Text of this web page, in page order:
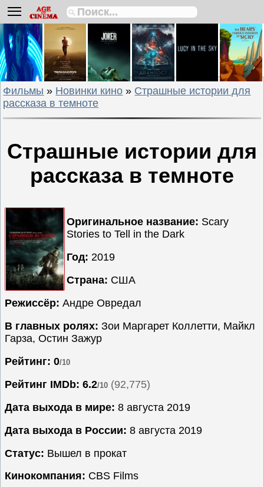
Биографии
Боевики
Вестерны
Военные
Детективы
Драмы
Комедии
Криминальные
Мелодрамы
Мюзиклы
Приключения
Русские
фильмы
Семейные
Сериалы
Триллеры
Фэнтези
Ожидаемые
кино
Фильмы » Новинки кино » Страшные истории для
рассказа в темноте
Страшные истории для
рассказа в темноте
Оригинальное название: Scary
Stories to Tell in the Dark
Год: 2019
Страна: США
Режиссёр: Андре Овредал
В главных ролях: Зои Маргарет Коллетти, Майкл
Гарза, Остин Зажур
Рейтинг: 0/10
Рейтинг IMDb: 6.2/10 (92,775)
Дата выхода в мире: 8 августа 2019
Дата выхода в России: 8 августа 2019
Статус: Вышел в прокат
Кинокомпания: CBS Films